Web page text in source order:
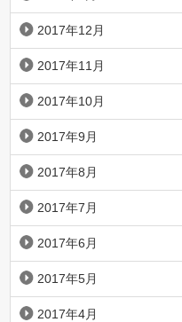
2017年12月
2017年11月
2017年10月
2017年9月
2017年8月
2017年7月
2017年6月
2017年5月
2017年4月